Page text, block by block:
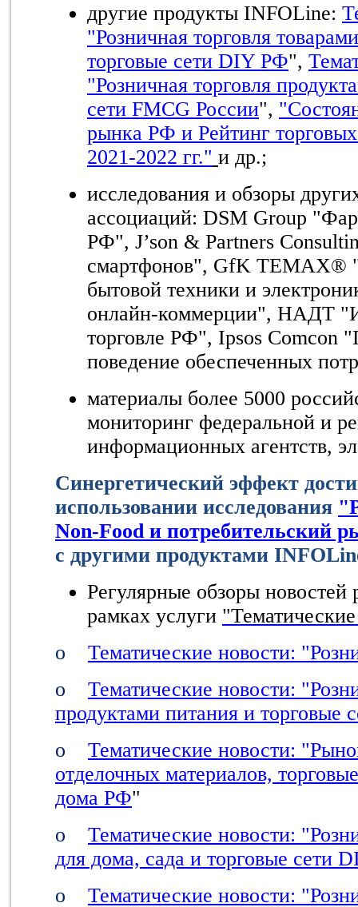
другие продукты INFOLine:
"Розничная торговля
торговые сети DIY РФ",
"Розничная торговля
сети FMCG России",
рынка РФ и Рейтинг
2021-2022 гг." и др.;
исследования и обзоры
ассоциаций: DSM Group
РФ", J’son & Partners
смартфонов", GfK TEMAX®
бытовой техники и
онлайн-коммерции", НАДТ
торговле РФ", Ipsos Comcon
поведение обеспеченных
материалы более 5000
мониторинг федеральной и
информационных агентств,
Синергетический эффект
использовании исследования
Non-Food и потребительский
с другими продуктами
Регулярные обзоры новостей
рамках услуги
o Тематические новости:
o Тематические новости:
продуктами питания и торговые
o Тематические новости:
отделочных материалов,
дома РФ"
o Тематические новости:
для дома, сада и торговые сети
o Тематические новости: